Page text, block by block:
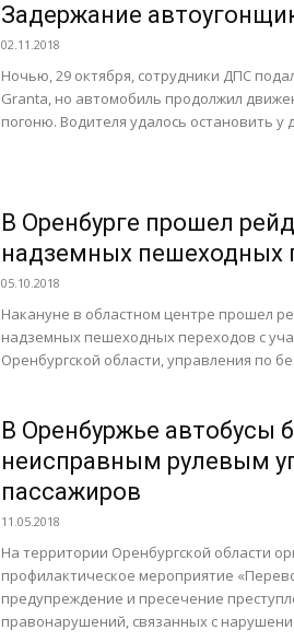
Задержание
02.11.2018
Ночью, 29 октября, сотрудники ДПС
Granta, но автомобиль продолжил
погоню. Водителя удалось остановить у
В Оренбурге прошел
надземных пешеходных
05.10.2018
Накануне в областном центре прошел
надземных пешеходных переходов с
Оренбургской области, управления по
В Оренбуржье автобусы
неисправным рулевым
пассажиров
11.05.2018
На территории Оренбургской области
профилактическое мероприятие
предупреждение и пресечение
правонарушений, связанных с